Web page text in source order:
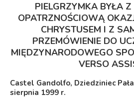
PIELGRZYMKA BYŁA
OPATRZNOŚCIOWĄ
CHRYSTUSEM I Z
PRZEMÓWIENIE DO
MIĘDZYNARODOWEGO
VERSO
Castel Gandolfo, Dziedziniec
sierpnia 1999 r.